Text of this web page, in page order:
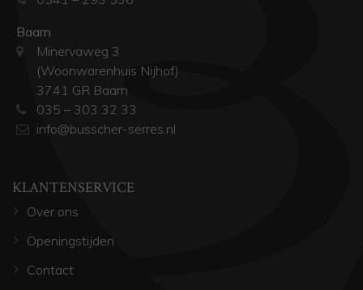
Baarn
Minervaweg 3
(Woonwarenhuis Nijhof)
3741 GR Baarn
035 – 303 32 33
info@busscher-serres.nl
KLANTENSERVICE
Over ons
Openingstijden
Contact